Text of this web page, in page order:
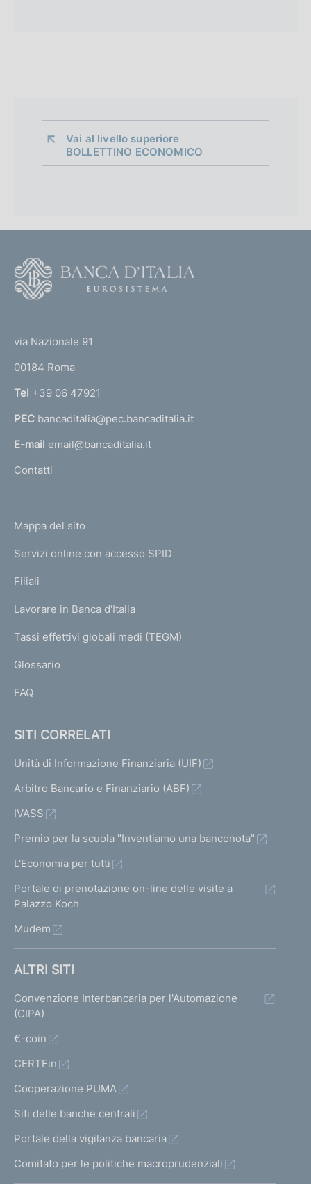
Vai al livello superiore
BOLLETTINO ECONOMICO
r
n
a
l
'
m
e
a
g
via Nazionale 91
00184 Roma
Tel +39 06 47921
PEC bancaditalia@pec.bancaditalia.it
E-mail email@bancaditalia.it
Contatti
L
N
K
T
I
I
Mappa del sito
Servizi online con accesso SPID
Filiali
Lavorare in Banca d'Italia
Tassi effettivi globali medi (TEGM)
Glossario
FAQ
SITI CORRELATI
Unità di Informazione Finanziaria (UIF)
Arbitro Bancario e Finanziario (ABF)
IVASS
Premio per la scuola "Inventiamo una banconota"
L'Economia per tutti
Portale di prenotazione on-line delle visite a
Palazzo Koch
Mudem
ALTRI SITI
Convenzione Interbancaria per l'Automazione
(CIPA)
€-coin
CERTFin
Cooperazione PUMA
Siti delle banche centrali
Portale della vigilanza bancaria
Comitato per le politiche macroprudenziali